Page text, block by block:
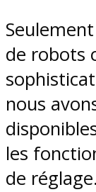
de robots
nous
les
de réglage.